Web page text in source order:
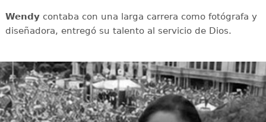
Wendycontaba con una larga carrera como fotógrafa y
diseñadora, entregó su talento al servicio de Dios.